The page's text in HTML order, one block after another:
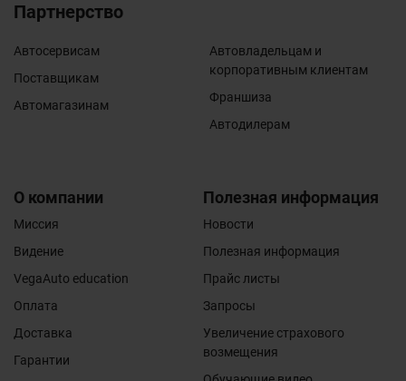
Партнерство
Автосервисам
Поставщикам
Автомагазинам
Автовладельцам и
корпоративным клиентам
Франшиза
Автодилерам
О компании
Миссия
Видение
VegaAuto education
Оплата
Доставка
Гарантии
Полезная информация
Новости
Полезная информация
Прайс листы
Запросы
Увеличение страхового
возмещения